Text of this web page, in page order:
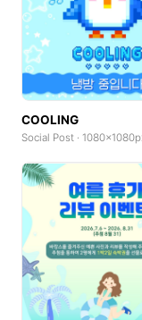
COOLING
Social Post ·